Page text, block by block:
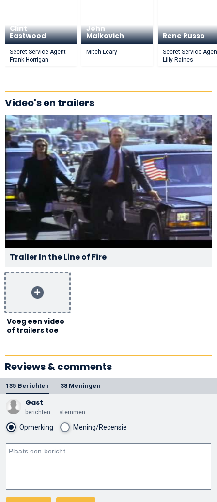
Clint
Eastwood
Secret Service Agent
Frank Horrigan
John
Malkovich
Mitch Leary
Rene Russo
Secret Service
Lilly Raines
Video's en trailers
Trailer In the Line of Fire
Voeg een video
of trailers toe
Reviews & comments
135 Berichten 38 Meningen
Gast
berichten stemmen
Opmerking Mening/Recensie